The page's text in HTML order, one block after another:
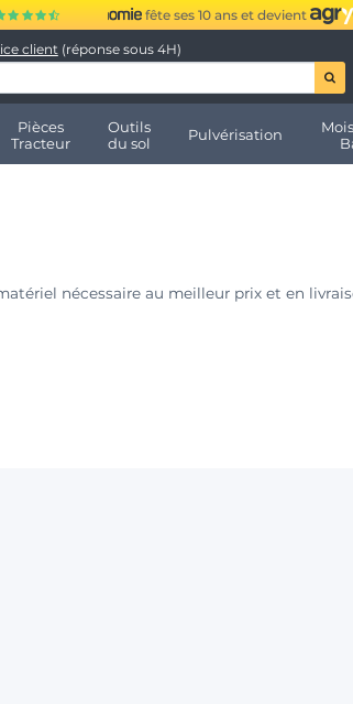
fête ses 10 ans et devient
client (réponse sous 4H)
Pièces
Tracteur
Outils
du sol
Pulvérisation
nécessaire au meilleur prix et en